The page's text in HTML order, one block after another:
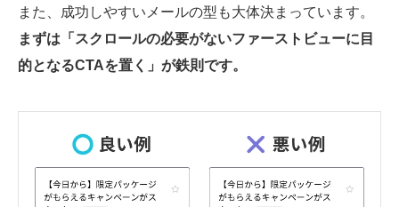
また、成功しやすいメールの型も大体決まっています。
まずは「スクロールの必要がないファーストビューに目
的となるCTAを置く」が鉄則です。